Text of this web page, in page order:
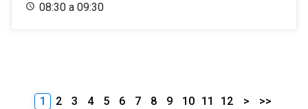
08:30 a 09:30
1 2 3 4 5 6 7 8 9 10 11 12 > >>